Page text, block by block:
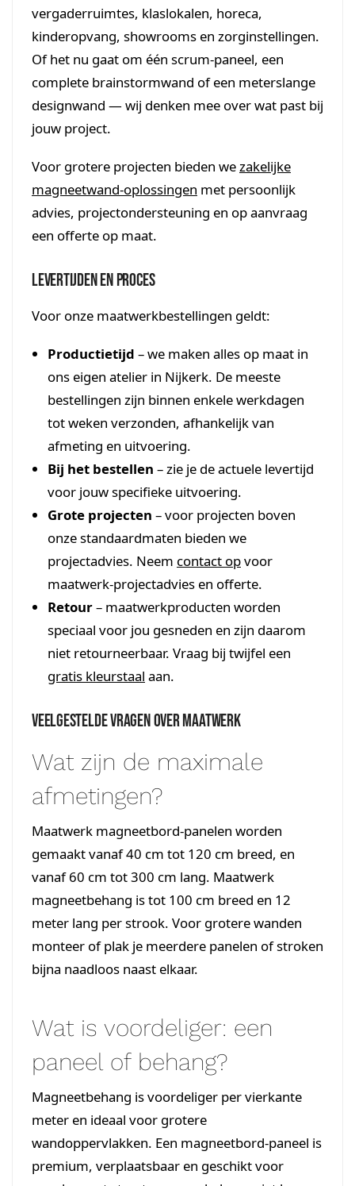
vergaderruimtes, klaslokalen, horeca,
kinderopvang, showrooms en zorginstellingen.
Of het nu gaat om één scrum-paneel, een
complete brainstormwand of een meterslange
designwand — wij denken mee over wat past bij
jouw project.
Voor grotere projecten bieden wezakelijke
magneetwand-oplossingen met persoonlijk
advies, projectondersteuning en op aanvraag
een offerte op maat.
Levertijden en proces
Voor onze maatwerkbestellingen geldt:
Productietijd – we maken alles op maat in
ons eigen atelier in Nijkerk. De meeste
bestellingen zijn binnen enkele werkdagen
tot weken verzonden, afhankelijk van
afmeting en uitvoering.
Bij het bestellen – zie je de actuele levertijd
voor jouw specifieke uitvoering.
Grote projecten – voor projecten boven
onze standaardmaten bieden we
projectadvies. Neem contact opvoor
maatwerk-projectadvies en offerte.
Retour– maatwerkproducten worden
speciaal voor jou gesneden en zijn daarom
niet retourneerbaar. Vraag bij twijfel een
gratis kleurstaal aan.
Veelgestelde vragen over maatwerk
Wat zijn de maximale
afmetingen?
Maatwerk magneetbord-panelen worden
gemaakt vanaf 40 cm tot 120 cm breed, en
vanaf 60 cm tot 300 cm lang. Maatwerk
magneetbehang is tot 100 cm breed en 12
meter lang per strook. Voor grotere wanden
monteer of plak je meerdere panelen of stroken
bijna naadloos naast elkaar.
Wat is voordeliger: een
paneel of behang?
Magneetbehang is voordeliger per vierkante
meter en ideaal voor grotere
wandoppervlakken. Een magneetbord-paneel is
premium, verplaatsbaar en geschikt voor